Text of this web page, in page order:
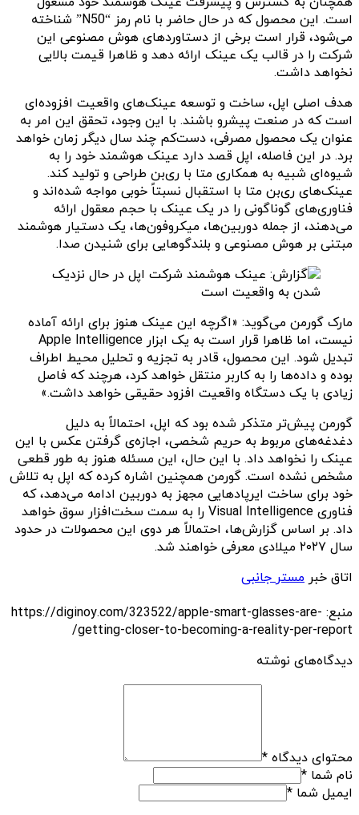
است. این محصول که در حال حاضر با نام رمز “N50” شناخته
می‌شود، قرار است برخی از دستاوردهای هوش مصنوعی این
شرکت را در قالب یک عینک ارائه دهد و ظاهرا قیمت بالایی
نخواهد داشت.
هدف اصلی اپل، ساخت و توسعه عینک‌های واقعیت افزوده‌ای
است که در صنعت پیشرو باشند. با این وجود، تحقق این امر به
عنوان یک محصول مصرفی، دست‌کم چند سال دیگر زمان خواهد
برد. در این فاصله، اپل قصد دارد عینک هوشمند خود را به
شیوه‌ای شبیه به همکاری متا با ری‌بن طراحی و تولید کند.
عینک‌های ری‌بن متا با استقبال نسبتاً خوبی مواجه شده‌اند و
فناوری‌های گوناگونی را در یک عینک با حجم معقول ارائه
می‌دهند، از جمله دوربین‌ها، میکروفون‌ها، یک دستیار هوشمند
مبتنی بر هوش مصنوعی و بلندگوهایی برای شنیدن صدا.
مارک گورمن می‌گوید: «اگرچه این عینک هنوز برای ارائه آماده
نیست، اما ظاهرا قرار است به یک ابزار Apple Intelligence
تبدیل شود. این محصول، قادر به تجزیه و تحلیل محیط اطراف
بوده و داده‌ها را به کاربر منتقل خواهد کرد، هرچند که فاصل
زیادی با یک دستگاه واقعیت افزود حقیقی خواهد داشت.»
گورمن پیش‌تر متذکر شده بود که اپل، احتمالاً به دلیل
دغدغه‌های مربوط به حریم شخصی، اجازه‌ی گرفتن عکس با این
عینک را نخواهد داد. با این حال، این مسئله هنوز به طور قطعی
مشخص نشده است. گورمن همچنین اشاره کرده که اپل به تلاش
خود برای ساخت ایرپادهایی مجهز به دوربین ادامه می‌دهد، که
فناوری Visual Intelligence را به سمت سخت‌افزار سوق خواهد
داد. بر اساس گزارش‌ها، احتمالاً هر دوی این محصولات در حدود
سال ۲۰۲۷ میلادی معرفی خواهند شد.
اتاق خبر مستر جانبی
منبع: https://diginoy.com/323522/apple-smart-glasses-are-
getting-closer-to-becoming-a-reality-per-report/
دیدگاه‌های نوشته
محتوای دیدگاه *
نام شما *
ایمیل شما *